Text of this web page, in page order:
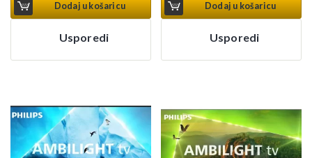
Dodaj u košaricu
Usporedi
Dodaj u košaricu
Usporedi